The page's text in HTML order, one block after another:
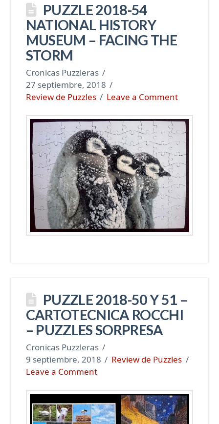
PUZZLE 2018-54
NATIONAL HISTORY
MUSEUM – FACING THE
STORM
Cronicas Puzzleras
27 septiembre, 2018
Review de Puzzles
Leave a Comment
PUZZLE 2018-50 Y 51 –
CARTOTECNICA ROCCHI
– PUZZLES SORPRESA
Cronicas Puzzleras
9 septiembre, 2018
Review de Puzzles
Leave a Comment